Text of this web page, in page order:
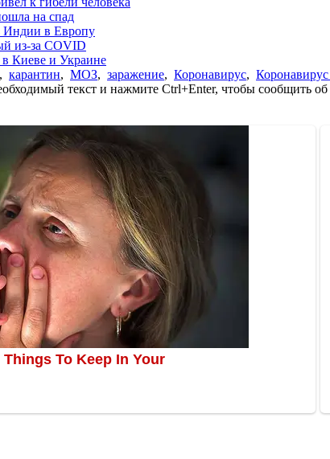
на спад
Индии в Европу
из-за COVID
Киеве и Украине
, карантин, МОЗ, заражение, Коронавирус,
текст и нажмите Ctrl+Enter, чтобы сообщить об